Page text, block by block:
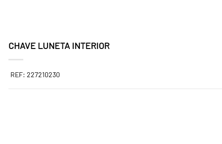
CHAVE LUNETA INTERIOR
REF: 227210230